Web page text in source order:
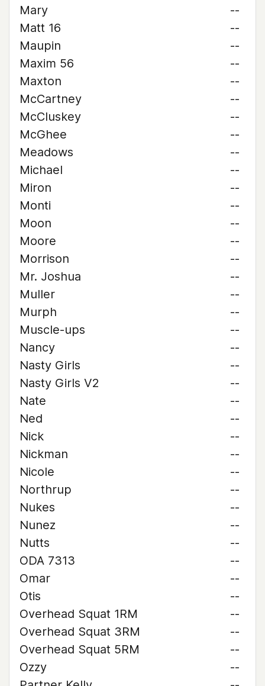
Mary
--
Matt 16
--
Maupin
--
Maxim 56
--
Maxton
--
McCartney
--
McCluskey
--
McGhee
--
Meadows
--
Michael
--
Miron
--
Monti
--
Moon
--
Moore
--
Morrison
--
Mr. Joshua
--
Muller
--
Murph
--
Muscle-ups
--
Nancy
--
Nasty Girls
--
Nasty Girls V2
--
Nate
--
Ned
--
Nick
--
Nickman
--
Nicole
--
Northrup
--
Nukes
--
Nunez
--
Nutts
--
ODA 7313
--
Omar
--
Otis
--
Overhead Squat 1RM
--
Overhead Squat 3RM
--
Overhead Squat 5RM
--
Ozzy
--